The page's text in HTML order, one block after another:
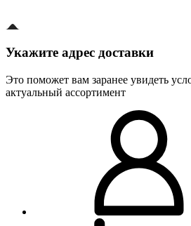
Укажите адрес доставки
Это поможет вам заранее увидеть
актуальный ассортимент